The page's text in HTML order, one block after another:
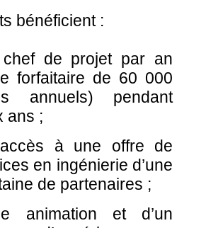
bénéficient :
chef de projet par an
forfaitaire de 60 000
annuels) pendant
ans ;
à une offre de
en ingénierie d’une
de partenaires ;
animation et d’un